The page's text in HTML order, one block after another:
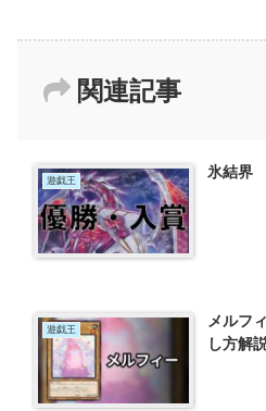
関連記事
遊戯王 氷結界
遊戯王
メルフ
し方解